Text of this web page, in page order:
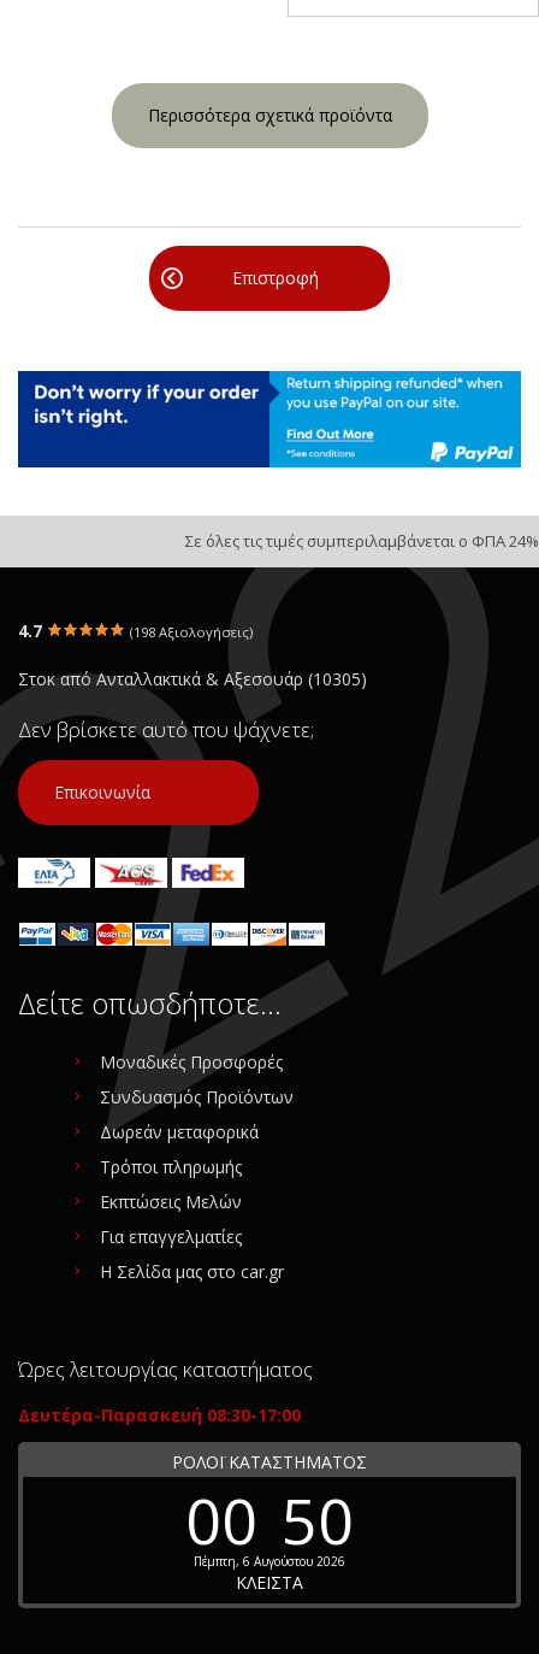
Περισσότερα σχετικά προϊόντα
Επιστροφή
Σε όλες τις τιμές συμπεριλαμβάνεται ο ΦΠΑ 24%
4.7 (198 Αξιολογήσεις)
Στοκ από Ανταλλακτικά & Αξεσουάρ (10305)
Δεν βρίσκετε αυτό που ψάχνετε;
Επικοινωνία
Δείτε οπωσδήποτε…
Μοναδικές Προσφορές
Συνδυασμός Προϊόντων
Δωρεάν μεταφορικά
Τρόποι πληρωμής
Εκπτώσεις Μελών
Για επαγγελματίες
Η Σελίδα μας στο car.gr
Ώρες λειτουργίας καταστήματος
Δευτέρα-Παρασκευή 08:30-17:00
ΡΟΛΟΪ ΚΑΤΑΣΤΗΜΑΤΟΣ
00 50
Πέμπτη, 6 Αυγούστου 2026
ΚΛΕΙΣΤΑ